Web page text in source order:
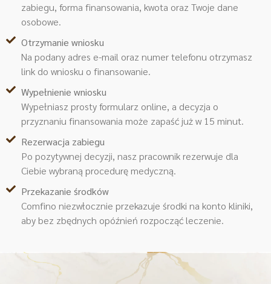
zabiegu, forma finansowania, kwota oraz Twoje dane
osobowe.
Otrzymanie wniosku
Na podany adres e-mail oraz numer telefonu otrzymasz
link do wniosku o finansowanie.
Wypełnienie wniosku
Wypełniasz prosty formularz online, a decyzja o
przyznaniu finansowania może zapaść już w 15 minut.
Rezerwacja zabiegu
Po pozytywnej decyzji, nasz pracownik rezerwuje dla
Ciebie wybraną procedurę medyczną.
Przekazanie środków
Comfino niezwłocznie przekazuje środki na konto kliniki,
aby bez zbędnych opóźnień rozpocząć leczenie.